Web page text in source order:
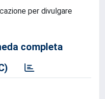
per divulgare
completa